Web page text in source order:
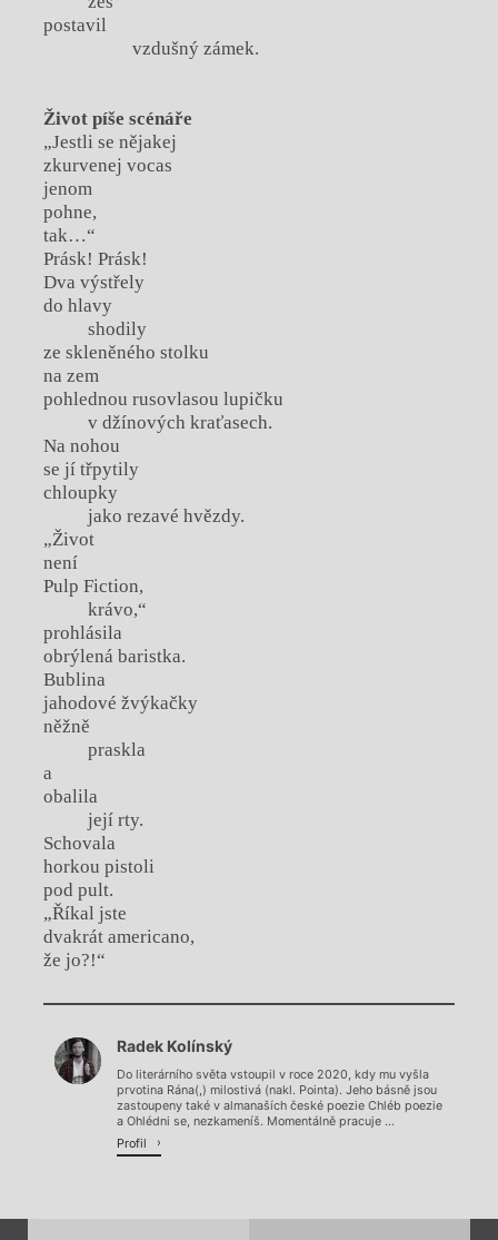
postavil
vzdušný zámek.
Život píše scénáře
„Jestli se nějakej
zkurvenej vocas
jenom
pohne,
tak…“
Prásk! Prásk!
Dva výstřely
do hlavy
shodily
ze skleněného stolku
na zem
pohlednou rusovlasou lupičku
v džínových kraťasech.
Na nohou
se jí třpytily
chloupky
jako rezavé hvězdy.
„Život
není
Pulp Fiction,
krávo,“
prohlásila
obrýlená baristka.
Bublina
jahodové žvýkačky
něžně
praskla
a
obalila
její rty.
Schovala
horkou pistoli
pod pult.
„Říkal jste
dvakrát americano,
že jo?!“
Chviličku.
Načítá se.
Radek Kolínský
Do literárního světa vstoupil v roce 2020, kdy mu vyšla
prvotina Rána(,) milostivá (nakl. Pointa). Jeho básně jsou
zastoupeny také v almanaších české poezie Chléb poezie
a Ohlédni se, nezkameníš. Momentálně pracuje ...
Profil